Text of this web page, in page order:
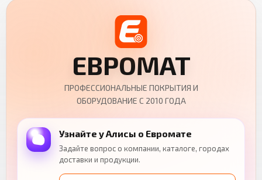
ЕВРОМАТ
ПРОФЕССИОНАЛЬНЫЕ ПОКРЫТИЯ И
ОБОРУДОВАНИЕ С 2010 ГОДА
Узнайте у Алисы о Евромате
Задайте вопрос о компании, каталоге, городах
доставки и продукции.